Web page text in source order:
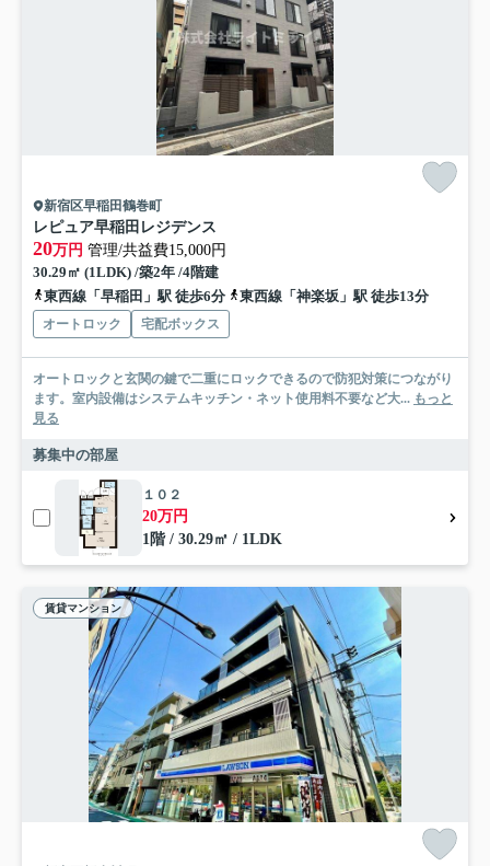
新宿区早稲田鶴巻町
レピュア早稲田レジデンス
20万円 管理/共益費15,000円
30.29㎡ (1LDK) /築2年 /4階建
東西線「早稲田」駅 徒歩6分
東西線「神楽坂」駅 徒歩13分
オートロック 宅配ボックス
オートロックと玄関の鍵で二重にロックできるので防犯対策につながり
ます。室内設備はシステムキッチン・ネット使用料不要など大... もっと
見る
募集中の部屋
１０２
20万円
1階 / 30.29㎡ / 1LDK
賃貸マンション